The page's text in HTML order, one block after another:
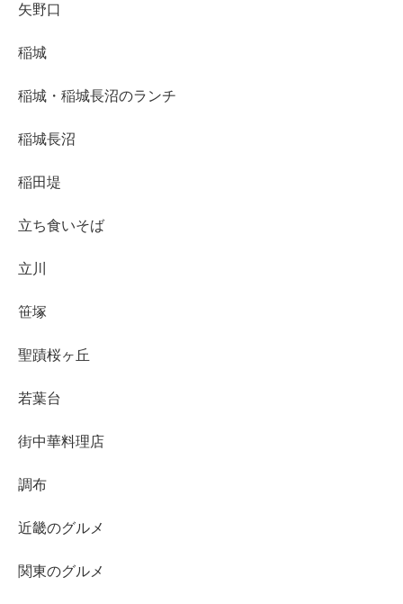
矢野口
稲城
稲城・稲城長沼のランチ
稲城長沼
稲田堤
立ち食いそば
立川
笹塚
聖蹟桜ヶ丘
若葉台
街中華料理店
調布
近畿のグルメ
関東のグルメ